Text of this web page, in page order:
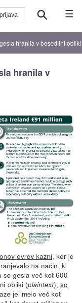
☰
hranila v besedilni obliki
hranila v
evrov kazni, ker je
na način, ki
so gesla več kot 600
obliki (plaintext), so
je imelo več kot